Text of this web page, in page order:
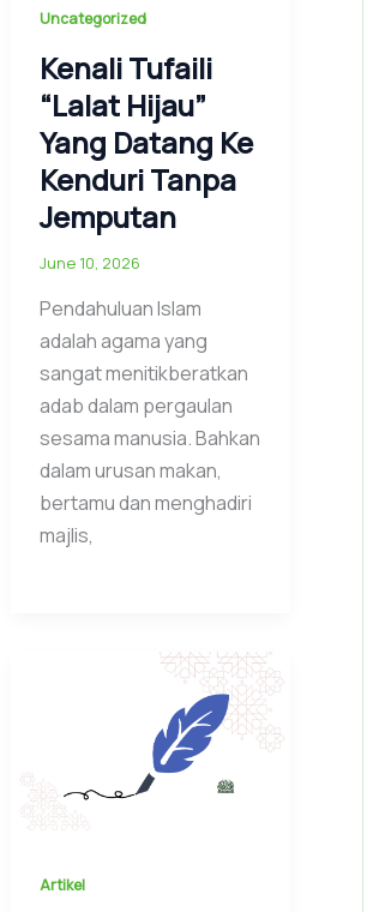
Uncategorized
Kenali Tufaili
“Lalat Hijau”
Yang Datang Ke
Kenduri Tanpa
Jemputan
June 10, 2026
Pendahuluan Islam
adalah agama yang
sangat menitikberatkan
adab dalam pergaulan
sesama manusia. Bahkan
dalam urusan makan,
bertamu dan menghadiri
majlis,
Artikel